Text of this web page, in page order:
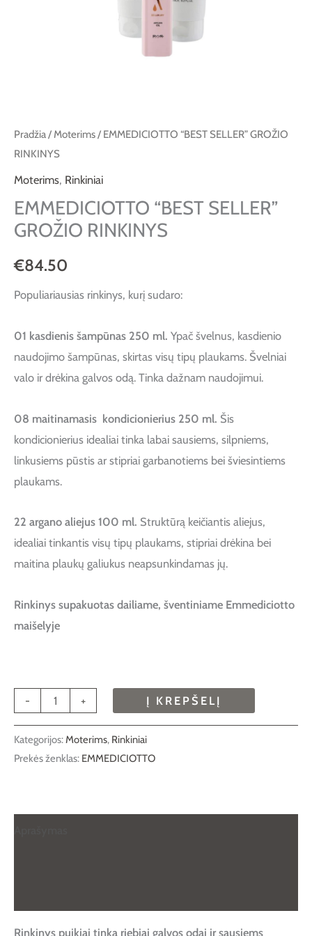
Pradžia/Moterims/ EMMEDICIOTTO “BEST SELLER” GROŽIO
RINKINYS
Moterims, Rinkiniai
EMMEDICIOTTO “BEST SELLER”
GROŽIO RINKINYS
€84.50
Populiariausias rinkinys, kurį sudaro:
01 kasdienis šampūnas 250 ml. Ypač švelnus, kasdienio
naudojimo šampūnas, skirtas visų tipų plaukams. Švelniai
valo ir drėkina galvos odą. Tinka dažnam naudojimui.
08 maitinamasis kondicionierius 250 ml. Šis
kondicionierius idealiai tinka labai sausiems, silpniems,
linkusiems pūstis ar stipriai garbanotiems bei šviesintiems
plaukams.
22 argano aliejus 100 ml. Struktūrą keičiantis aliejus,
idealiai tinkantis visų tipų plaukams, stipriai drėkina bei
maitina plaukų galiukus neapsunkindamas jų.
Rinkinys supakuotas dailiame, šventiniame Emmediciotto
maišelyje
- + Į KREPŠELĮ
Kategorijos:Moterims, Rinkiniai
Prekės ženklas: EMMEDICIOTTO
Rinkinys puikiai tinka riebiai galvos odai ir sausiems